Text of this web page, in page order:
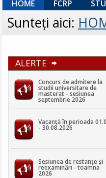
HOME FCRP
Sunteţi aici:
ALERTE
Concurs de admitere la
studii universitare de
masterat - sesiunea
septembrie 2026
Vacanță în perioada
- 30.08.2026
Sesiunea de restanțe și
reexaminări - toamna
2026